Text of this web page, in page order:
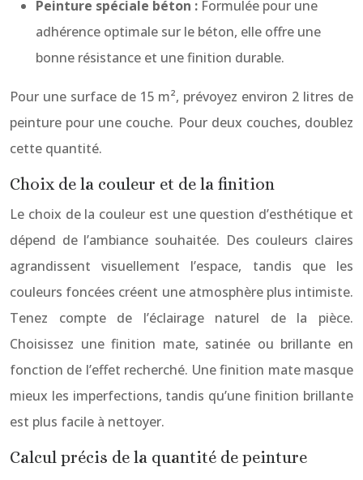
Peinture spéciale béton : Formulée pour une
adhérence optimale sur le béton, elle offre une
bonne résistance et une finition durable.
Pour une surface de 15 m², prévoyez environ 2 litres de
peinture pour une couche. Pour deux couches, doublez
cette quantité.
Choix de la couleur et de la finition
Le choix de la couleur est une question d’esthétique et
dépend de l’ambiance souhaitée. Des couleurs claires
agrandissent visuellement l’espace, tandis que les
couleurs foncées créent une atmosphère plus intimiste.
Tenez compte de l’éclairage naturel de la pièce.
Choisissez une finition mate, satinée ou brillante en
fonction de l’effet recherché. Une finition mate masque
mieux les imperfections, tandis qu’une finition brillante
est plus facile à nettoyer.
Calcul précis de la quantité de peinture